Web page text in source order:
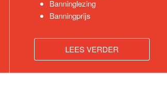
Banninglezing
Banningprijs
LEES VERDER